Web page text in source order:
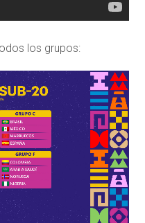
los grupos: